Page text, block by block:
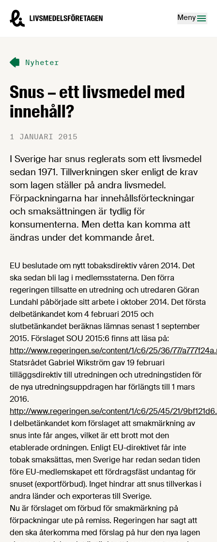
Livsmedelsföretagen – till startsidan
Meny
Nyheter
Snus – ett livsmedel med
innehåll?
1 JANUARI 2015
I Sverige har snus reglerats som ett livsmedel
sedan 1971. Tillverkningen sker enligt de krav
som lagen ställer på andra livsmedel.
Förpackningarna har innehållsförteckningar
och smaksättningen är tydlig för
konsumenterna. Men detta kan komma att
ändras under det kommande året.
EU beslutade om nytt tobaksdirektiv våren 2014. Det
ska sedan bli lag i medlemsstaterna. Den förra
regeringen tillsatte en utredning och utredaren Göran
Lundahl påbörjade sitt arbete i oktober 2014. Det första
delbetänkandet kom 4 februari 2015 och
slutbetänkandet beräknas lämnas senast 1 september
2015. Förslaget SOU 2015:6 finns att läsa på:
http://www.regeringen.se/content/1/c6/25/36/77/
Statsrådet Gabriel Wikström gav 19 februari
tilläggsdirektiv till utredningen och utredningstiden för
de nya utredningsuppdragen har förlängts till 1 mars
2016.
http://www.regeringen.se/content/1/c6/25/45/21/
I delbetänkandet kom förslaget att smakmärkning av
snus inte får anges, vilket är ett brott mot den
etablerade ordningen. Enligt EU-direktivet får inte
tobak smaksättas, men Sverige har redan sedan tiden
före EU-medlemskapet ett fördragsfäst undantag för
snuset (exportförbud). Inget hindrar att snus tillverkas i
andra länder och exporteras till Sverige.
Nu är förslaget om förbud för smakmärkning på
förpackningar ute på remiss. Regeringen har sagt att
den ska återkomma med förslag på hur den nya lagen